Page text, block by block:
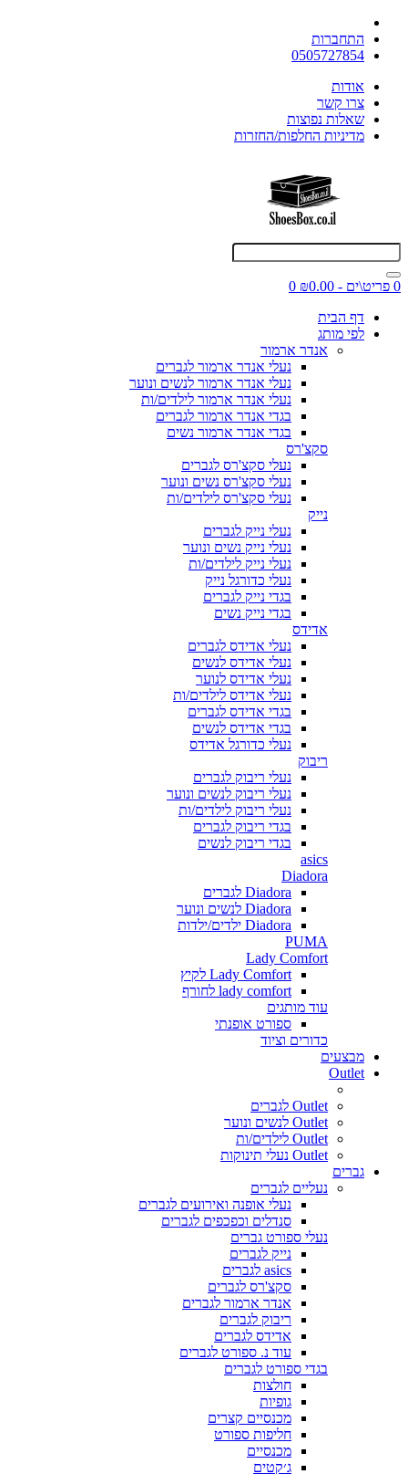
התחברות
0505727854
אודות
צרו קשר
שאלות נפוצות
מדיניות החלפות/החזרות
0 פריט\ים - ₪0.00
0
דף הבית
לפי מותג
אנדר ארמור
נעלי אנדר ארמור לגברים
נעלי אנדר ארמור לנשים ונוער
נעלי אנדר ארמור לילדים/ות
בגדי אנדר ארמור לגברים
בגדי אנדר ארמור נשים
סקצ'רס
נעלי סקצ'רס לגברים
נעלי סקצ'רס נשים ונוער
נעלי סקצ'רס לילדים/ות
נייק
נעלי נייק לגברים
נעלי נייק נשים ונוער
נעלי נייק לילדים/ות
נעלי כדורגל נייק
בגדי נייק לגברים
בגדי נייק נשים
אדידס
נעלי אדידס לגברים
נעלי אדידס לנשים
נעלי אדידס לנוער
נעלי אדידס לילדים/ות
בגדי אדידס לגברים
בגדי אדידס לנשים
נעלי כדורגל אדידס
ריבוק
נעלי ריבוק לגברים
נעלי ריבוק לנשים ונוער
נעלי ריבוק לילדים/ות
בגדי ריבוק לגברים
בגדי ריבוק לנשים
asics
Diadora
Diadora לגברים
Diadora לנשים ונוער
Diadora ילדים/ילדות
PUMA
Lady Comfort
Lady Comfort לקיץ
lady comfort לחורף
עוד מותגים
ספורט אופנתי
כדורים וציוד
מבצעים
Outlet
Outlet לגברים
Outlet לנשים ונוער
Outlet לילדים/ות
Outlet נעלי תינוקות
גברים
נעליים לגברים
נעלי אופנה ואירועים לגברים
סנדלים וכפכפים לגברים
נעלי ספורט גברים
נייק לגברים
asics לגברים
סקצ'רס לגברים
אנדר ארמור לגברים
ריבוק לגברים
אדידס לגברים
עוד נ. ספורט לגברים
בגדי ספורט לגברים
חולצות
גופיות
מכנסיים קצרים
חליפות ספורט
מכנסיים
ג׳קטים